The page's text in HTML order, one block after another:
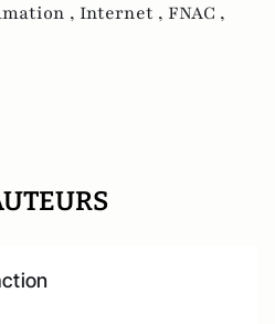
, Internet , FNAC ,